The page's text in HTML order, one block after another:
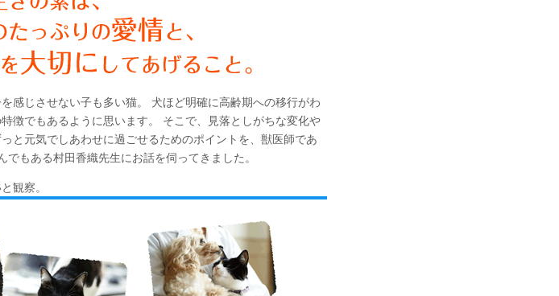
感じさせない子も多い猫。 犬ほど明確に高齢期への移行がわ
徴でもあるように思います。 そこで、見落としがちな変化や
と元気でしあわせに過ごせるためのポイントを、獣医師であ
でもある村田香織先生にお話を伺ってきました。
観察。